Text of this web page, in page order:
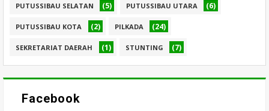
PUTUSSIBAU SELATAN (5) PUTUSSIBAU UTARA (6)
PUTUSSIBAU KOTA (2) PILKADA (24)
SEKRETARIAT DAERAH (1) STUNTING (7)
Facebook